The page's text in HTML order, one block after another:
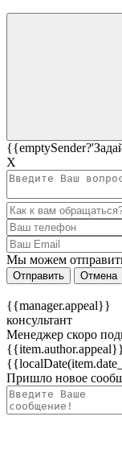
Х
Мы можем
Отправить Отмена
{{manager.appeal}}
консультант
Менеджер скоро
Пришло новое